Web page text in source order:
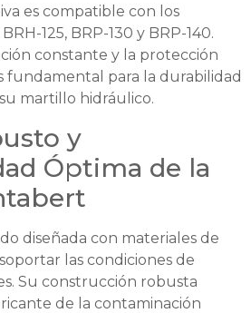
es compatible con los
125, BRP-130 y BRP-140.
constante y la protección
fundamental para la durabilidad
martillo hidráulico.
y
Óptima de la
diseñada con materiales de
las condiciones de
Su construcción robusta
de la contaminación